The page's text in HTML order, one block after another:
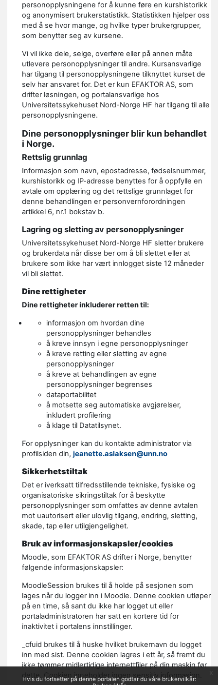
Hvis du fortsetter på denne portalen godtar du våre brukervilkår:
personopplysningene for å kunne føre en kurshistorikk
og anonymisert brukerstatistikk. Statistikken hjelper oss
med å se hvor mange, og hvilke typer brukergrupper,
som benytter seg av kursene.
Vi vil ikke dele, selge, overføre eller på annen måte
utlevere personopplysninger til andre. Kursansvarlige
har tilgang til personopplysningene tilknyttet kurset de
selv har ansvaret for. Det er kun EFAKTOR AS, som
drifter løsningen, og portalansvarlige hos
Universitetssykehuset Nord-Norge HF har tilgang til alle
personopplysningene.
Dine personopplysninger blir kun behandlet
i Norge.
Rettslig grunnlag
Informasjon som navn, epostadresse, fødselsnummer,
kurshistorikk og IP-adresse benyttes for å oppfylle en
avtale om opplæring og det rettslige grunnlaget for
denne behandlingen er personvernforordningen
artikkel 6, nr.1 bokstav b.
Lagring og sletting av personopplysninger
Universitetssykehuset Nord-Norge HF sletter brukere
og brukerdata når disse ber om å bli slettet eller at
brukere som ikke har vært innlogget siste 12 måneder
vil bli slettet.
Dine rettigheter
Dine rettigheter inkluderer retten til:
informasjon om hvordan dine
personopplysninger behandles
å kreve innsyn i egne personopplysninger
å kreve retting eller sletting av egne
personopplysninger
å kreve at behandlingen av egne
personopplysninger begrenses
dataportabilitet
å motsette seg automatiske avgjørelser,
inkludert profilering
å klage til Datatilsynet.
For opplysninger kan du kontakte administrator via
profilsiden din, jeanette.aslaksen@unn.no
Sikkerhetstiltak
Det er iverksatt tilfredsstillende tekniske, fysiske og
organisatoriske sikringstiltak for å beskytte
personopplysninger som omfattes av denne avtalen
mot uautorisert eller ulovlig tilgang, endring, sletting,
skade, tap eller utilgjengelighet.
Bruk av informasjonskapsler/cookies
Moodle, som EFAKTOR AS drifter i Norge, benytter
følgende informasjonskapsler:
MoodleSession brukes til å holde på sesjonen som
lages når du logger inn i Moodle. Denne cookien utløper
på en time, så sant du ikke har logget ut eller
portaladministratoren har satt en kortere tid for
inaktivitet i portalens innstillinger.
_cfuid brukes til å huske hvilket brukernavn du logget
inn med sist. Denne cookien lagres i ett år, så fremt du
ikke tømmer midlertidige internettfiler på din maskin før
dette. Cookien inneholder ingen sensitiv informasjon.